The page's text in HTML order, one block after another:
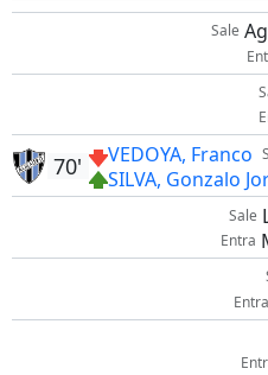
Sale
VEDOYA, Franco
SILVA, Gonzalo
70'
Sale
Entra
Entra